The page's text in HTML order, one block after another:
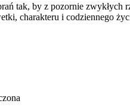
tak, by z pozornie
charakteru i codziennego